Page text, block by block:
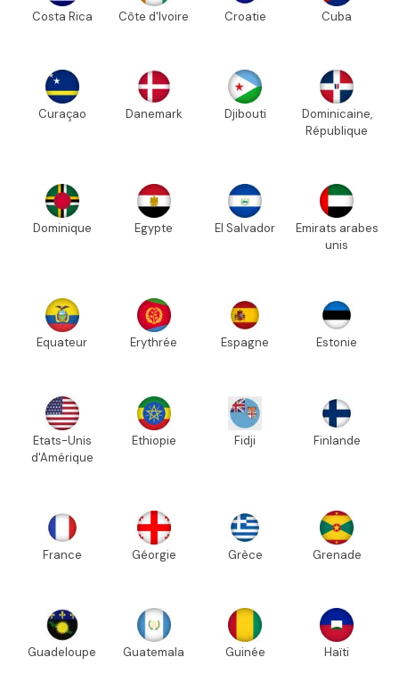
Costa Rica Côte d'Ivoire Croatie Cuba
Curaçao Danemark Djibouti
Dominicaine,
République
Dominique Egypte El Salvador
Emirats arabes
unis
Equateur Erythrée Espagne Estonie
Etats-Unis
d'Amérique
Ethiopie Fidji Finlande
France Géorgie Grèce Grenade
Guadeloupe Guatemala Guinée Haïti